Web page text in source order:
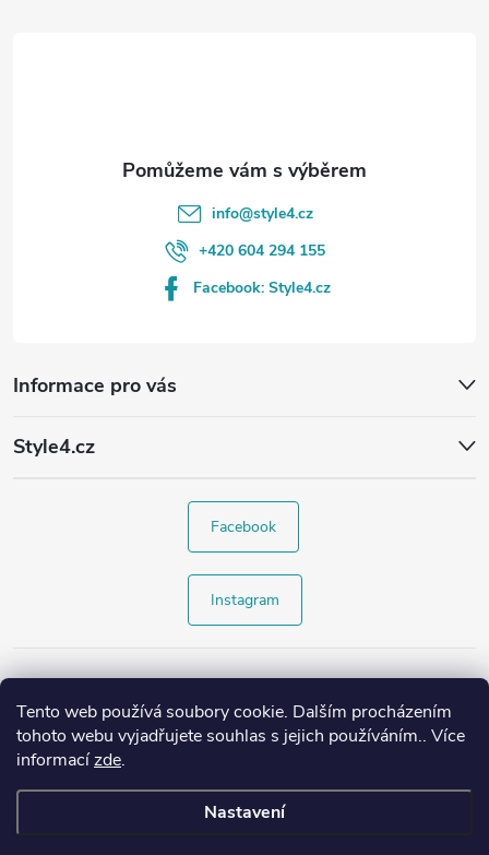
Tento web používá soubory cookie. Dalším procházením
tohoto webu vyjadřujete souhlas s jejich používáním.. Více
informacízde.
Nastavení
Informace pro vás
Style4.cz
info@style4.cz
+420 604 294 155
Facebook: Style4.cz
Facebook
Instagram